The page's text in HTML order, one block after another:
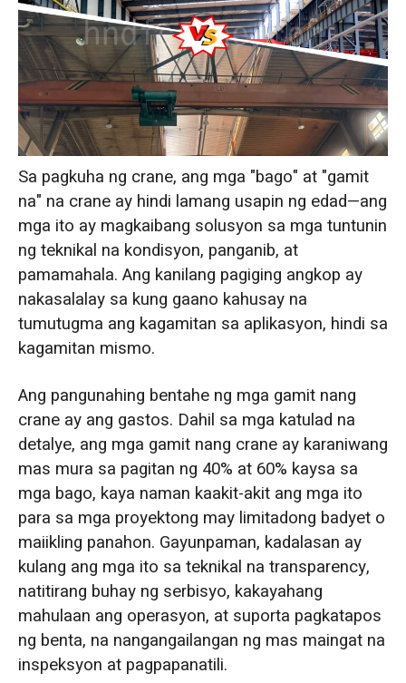
Kreyn
Kaligtasan at Teknikal na Kondisyon
Siklo ng Buhay: Disenyo ng Buhay vs.
Natitirang Buhay
Pagpapanatili at Suporta: Serbisyo, Mga
Ekstrang Bahagi, at Suporta
Buod ng Pagpili: Paano Gumawa ng
Tamang Pagpili
Sa pagkuha ng crane, ang mga "bago" at "gamit
na" na crane ay hindi lamang usapin ng edad—ang
mga ito ay magkaibang solusyon sa mga tuntunin
ng teknikal na kondisyon, panganib, at
pamamahala. Ang kanilang pagiging angkop ay
nakasalalay sa kung gaano kahusay na
tumutugma ang kagamitan sa aplikasyon, hindi sa
kagamitan mismo.
Ang pangunahing bentahe ng mga gamit nang
crane ay ang gastos. Dahil sa mga katulad na
detalye, ang mga gamit nang crane ay karaniwang
mas mura sa pagitan ng 40% at 60% kaysa sa
mga bago, kaya naman kaakit-akit ang mga ito
para sa mga proyektong may limitadong badyet o
maiikling panahon. Gayunpaman, kadalasan ay
kulang ang mga ito sa teknikal na transparency,
natitirang buhay ng serbisyo, kakayahang
mahulaan ang operasyon, at suporta pagkatapos
ng benta, na nangangailangan ng mas maingat na
inspeksyon at pagpapanatili.